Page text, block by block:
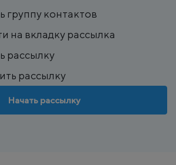
группу контактов
на вкладку рассылка
рассылку
рассылку
Начать рассылку